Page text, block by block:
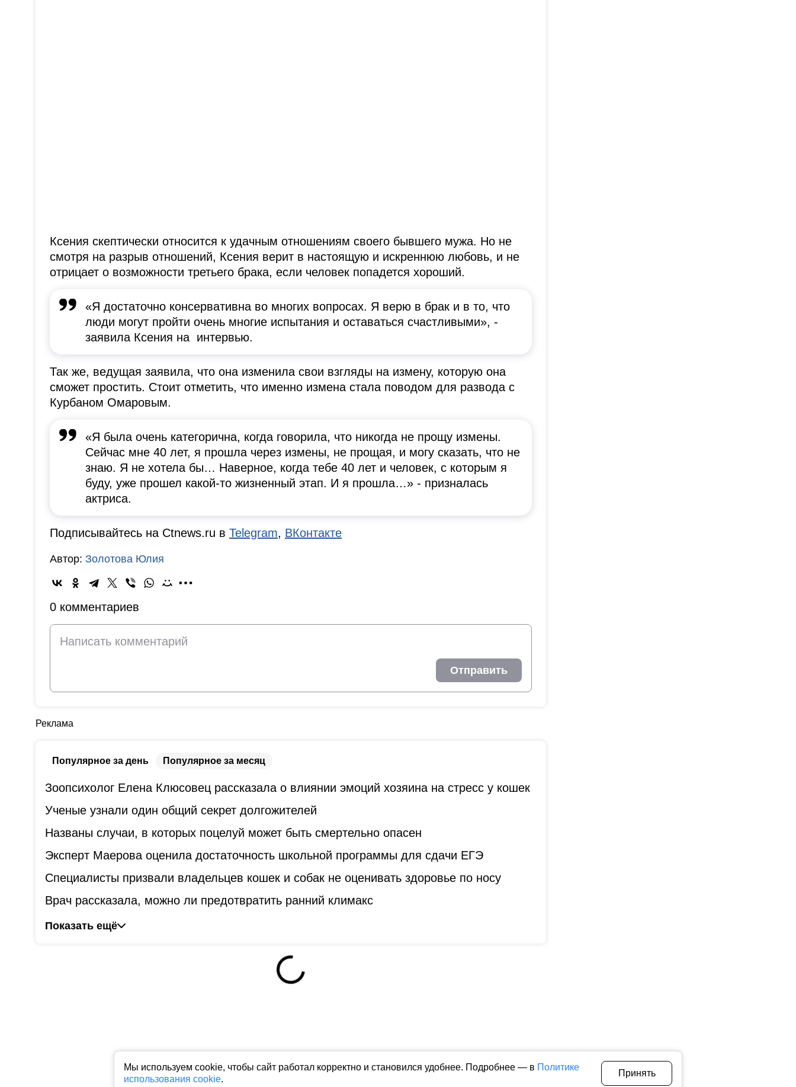
Мы используем cookie, чтобы сайт работал корректно и становился удобнее. Подробнее — в Политике
использования cookie.
Принять
Ксения скептически относится к удачным отношениям своего бывшего мужа. Но не
смотря на разрыв отношений, Ксения верит в настоящую и искреннюю любовь, и не
отрицает о возможности третьего брака, если человек попадется хороший.
«Я достаточно консервативна во многих вопросах. Я верю в брак и в то, что
люди могут пройти очень многие испытания и оставаться счастливыми», -
заявила Ксения на интервью.
Так же, ведущая заявила, что она изменила свои взгляды на измену, которую она
сможет простить. Стоит отметить, что именно измена стала поводом для развода с
Курбаном Омаровым.
«Я была очень категорична, когда говорила, что никогда не прощу измены.
Сейчас мне 40 лет, я прошла через измены, не прощая, и могу сказать, что не
знаю. Я не хотела бы… Наверное, когда тебе 40 лет и человек, с которым я
буду, уже прошел какой-то жизненный этап. И я прошла…» - призналась
актриса.
Подписывайтесь на Ctnews.ru в Telegram, ВКонтакте
Автор: Золотова Юлия
0 комментариев
Отправить
Реклама
Популярное за день Популярное за месяц
Зоопсихолог Елена Клюсовец рассказала о влиянии эмоций хозяина на стресс у кошек
Ученые узнали один общий секрет долгожителей
Названы случаи, в которых поцелуй может быть смертельно опасен
Эксперт Маерова оценила достаточность школьной программы для сдачи ЕГЭ
Специалисты призвали владельцев кошек и собак не оценивать здоровье по носу
Врач рассказала, можно ли предотвратить ранний климакс
Показать ещё